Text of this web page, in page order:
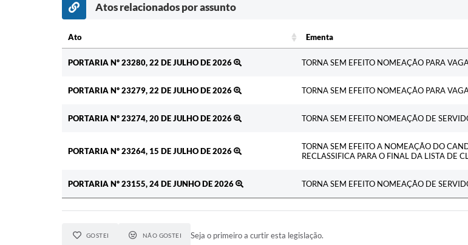
Atos relacionados por assunto
Ato Ementa
PORTARIA Nº 23280, 22 DE JULHO DE 2026
TORNA SEM EFEITO NOMEAÇÃO PARA
PORTARIA Nº 23279, 22 DE JULHO DE 2026 TORNA SEM EFEITO NOMEAÇÃO PARA
PORTARIA Nº 23274, 20 DE JULHO DE 2026 TORNA SEM EFEITO NOMEAÇÃO DE
PORTARIA Nº 23264, 15 DE JULHO DE 2026
TORNA SEM EFEITO A NOMEAÇÃO DO
RECLASSIFICA PARA O FINAL DA LISTA DE
PORTARIA Nº 23155, 24 DE JUNHO DE 2026 TORNA SEM EFEITO NOMEAÇÃO DE
GOSTEI NÃO GOSTEI Seja o primeiro a curtir esta legislação.